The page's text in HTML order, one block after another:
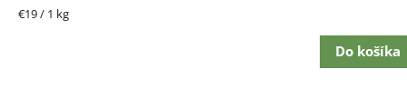
Jednotková
€19 / 1 kg
Do košíka